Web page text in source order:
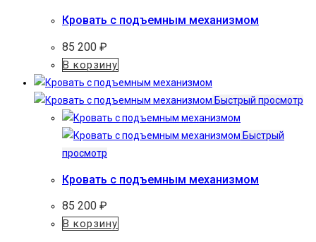
Кровать с подъемным механизмом
85 200 ₽
В корзину
Быстрый просмотр
Быстрый
просмотр
Кровать с подъемным механизмом
85 200 ₽
В корзину